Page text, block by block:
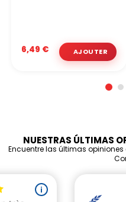
6,49 €
NUESTRAS ÚLTIMAS
Encuentre las últimas